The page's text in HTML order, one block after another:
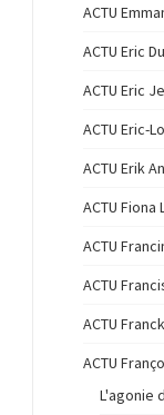
ACTU
ACTU Eric
ACTU Eric
ACTU Eric-
ACTU Erik
ACTU Fiona
ACTU
ACTU
ACTU
ACTU
L'agonie